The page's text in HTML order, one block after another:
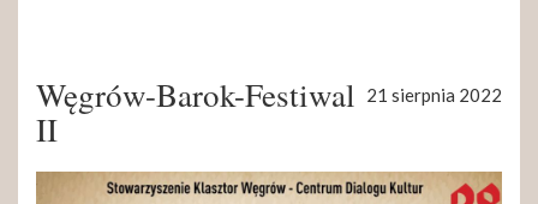
21 sierpnia 2022
Węgrów-Barok-Festiwal
II